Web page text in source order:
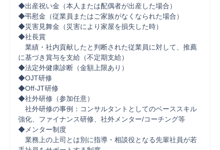
◆出産祝い金（本人または配偶者が出産した場合）
◆弔慰金（従業員またはご家族がなくなられた場合）
◆災害見舞金（災害により家屋を損失した時）
◆社長賞
業績・社内貢献したと判断された従業員に対して、推薦
に基づき賞与を支給（不定期支給）
◆法定外健康診断（金額上限あり）
◆OJT研修
◆Off-JT研修
◆社外研修（参加任意）
社外研修の事例：コンサルタントとしてのベーススキル
強化、ファイナンス研修、社外メンター/コーチング等
◆メンター制度
業務上の上司とは別に指導・相談役となる先輩社員が若